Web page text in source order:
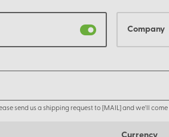
Company
send us a shipping request to [MAIL] and we'll